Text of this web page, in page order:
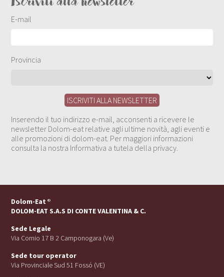
E-mail
Provincia
Inserendo il tuo indirizzo e-mail, acconsenti a ricevere le
newsletter Dolom-eat relative agli ultime novità, agli eventi e
alle promozioni di dolom-eat. Per maggiori informazioni
consulta la nostra Informativa a tutela della privacy.
Dolom-Eat ®
DOLOM-EAT S.A.S DI CONTE VALENTINA & C.
Sede Legale
Via Cornio 17 B 2 Camponogara (Ve)
Sede tour operator
Via Provinciale Sud 51 Fossó (VE)